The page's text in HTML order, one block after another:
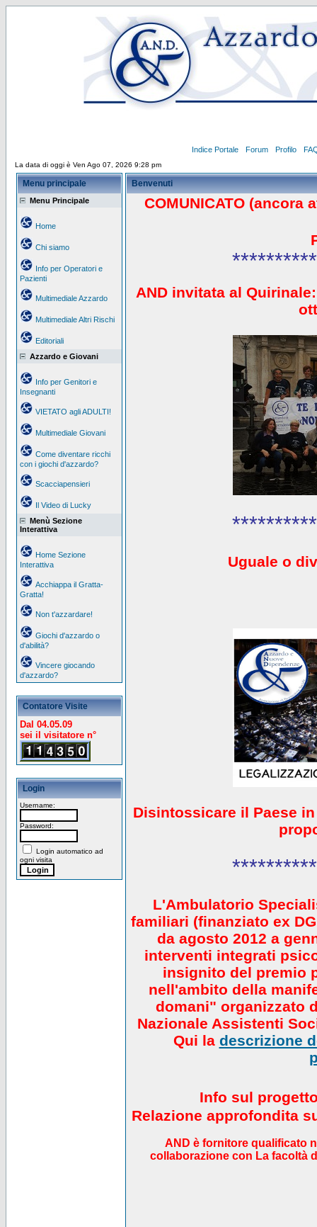
Indice Portale Forum Profilo
La data di oggi è Ven Ago 07, 2026 9:28 pm
Menu principale
Menu Principale
Home
Chi siamo
Info per Operatori e
Pazienti
Multimediale Azzardo
Multimediale Altri Rischi
Editoriali
Azzardo e Giovani
Info per Genitori e
Insegnanti
VIETATO agli ADULTI!
Multimediale Giovani
Come diventare ricchi
con i giochi d'azzardo?
Scacciapensieri
Il Video di Lucky
Menù Sezione
Interattiva
Home Sezione
Interattiva
Acchiappa il Gratta-
Gratta!
Non t'azzardare!
Giochi d'azzardo o
d'abilità?
Vincere giocando
d'azzardo?
Contatore Visite
Dal 04.05.09
sei il visitatore n°
Login
Username:
Password:
Login automatico ad
ogni visita
Benvenuti
COMUNICATO (ancora
AND invitata al
Uguale o
Disintossicare il Paese
L'Ambulatorio
familiari (finanziato ex
da agosto 2012 a
interventi integrati
insignito del premio
nell'ambito della
domani" organizzato
Nazionale Assistenti
Qui la descrizione
Info sul
Relazione approfondita
AND è fornitore qualificato
collaborazione con La facoltà